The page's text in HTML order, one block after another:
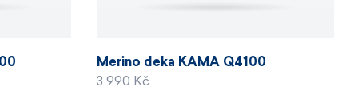
Merino deka KAMA Q4100
3 990 Kč